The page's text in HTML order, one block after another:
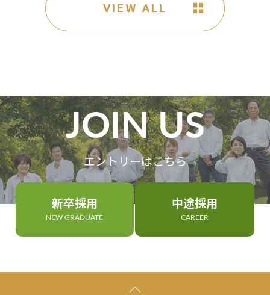
VIEW ALL
JOIN US
エントリーはこちら
新卒採用
NEW GRADUATE
中途採用
CAREER